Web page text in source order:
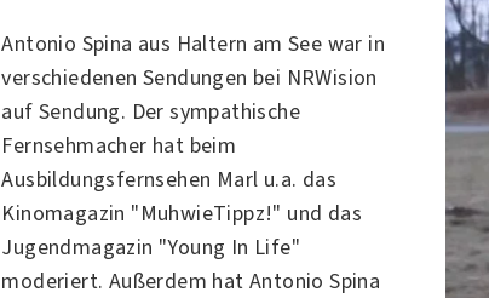
Antonio Spina aus Haltern am See war in
verschiedenen Sendungen bei NRWision
auf Sendung. Der sympathische
Fernsehmacher hat beim
Ausbildungsfernsehen Marl u.a. das
Kinomagazin "MuhwieTippz!" und das
Jugendmagazin "Young In Life"
moderiert. Außerdem hat Antonio Spina